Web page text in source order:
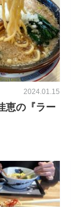
2024.01.15
恵の『ラー